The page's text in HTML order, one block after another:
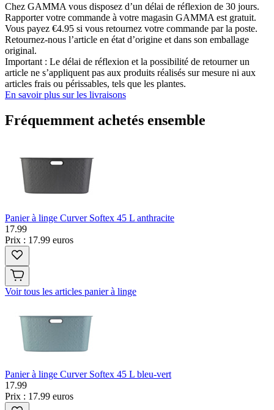
Chez GAMMA vous disposez d’un délai de réflexion de 30 jours.
Rapporter votre commande à votre magasin GAMMA est gratuit.
Vous payez €4.95 si vous retournez votre commande par la poste.
Retournez-nous l’article en état d’origine et dans son emballage
original.
Important : Le délai de réflexion et la possibilité de retourner un
article ne s’appliquent pas aux produits réalisés sur mesure ni aux
articles frais ou périssables, tels que les plantes.
En savoir plus sur les livraisons
Fréquemment achetés ensemble
Panier à linge Curver Softex 45 L anthracite
17.99
Prix : 17.99 euros
Voir tous les articles panier à linge
Panier à linge Curver Softex 45 L bleu-vert
17.99
Prix : 17.99 euros